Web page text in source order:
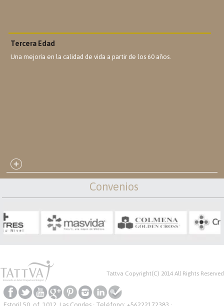
Tercera Edad
Una mejoría en la calidad de vida a partir de los 60 años.
Convenios
Tattva Copyright(C) 2014 All Rights Reserved